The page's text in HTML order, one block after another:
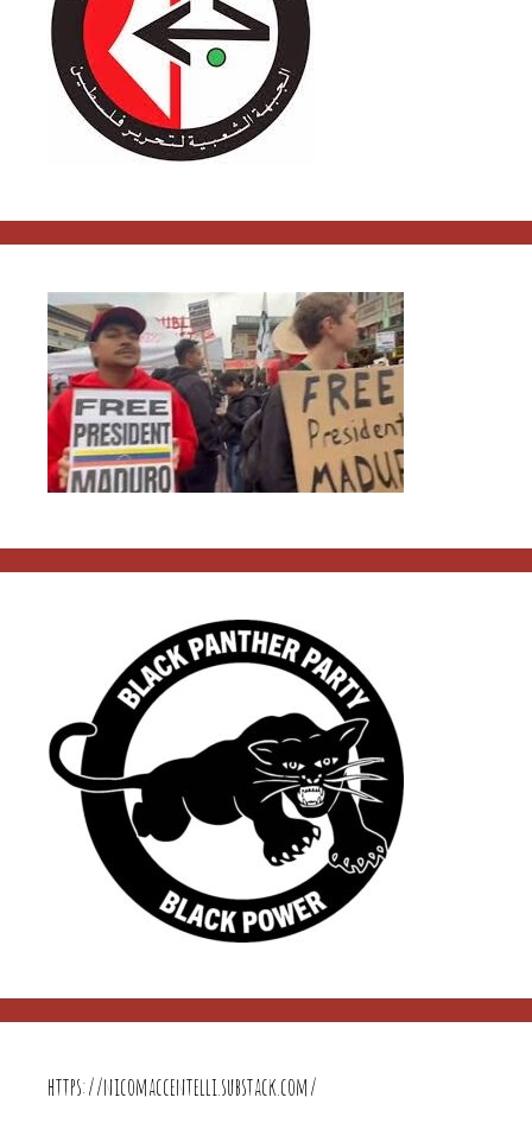
https://nicomaccentelli.substack.com/